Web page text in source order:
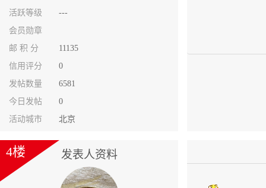
活跃等级
---
会员勋章
邮 积 分
11135
信用评分
0
发帖数量
6581
今日发帖
0
活动城市
北京
发表人资料
4楼